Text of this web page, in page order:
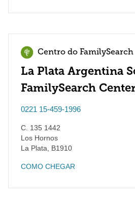
Centro do FamilySearch
La Plata Argentina
FamilySearch
0221 15-459-1996
C. 135 1442
Los Hornos
La Plata
B1910
COMO CHEGAR